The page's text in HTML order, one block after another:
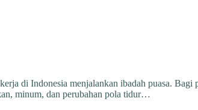
di Indonesia menjalankan ibadah puasa.
minum, dan perubahan pola tidur…